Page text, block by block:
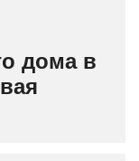
дома в